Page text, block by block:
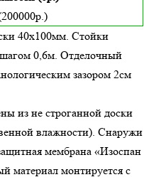
40х100мм. Стойки
шагом 0,6м. Отделочный
зазором 2см
из не строганной доски
влажности). Снаружи
мембрана «Изоспан
материал монтируется с